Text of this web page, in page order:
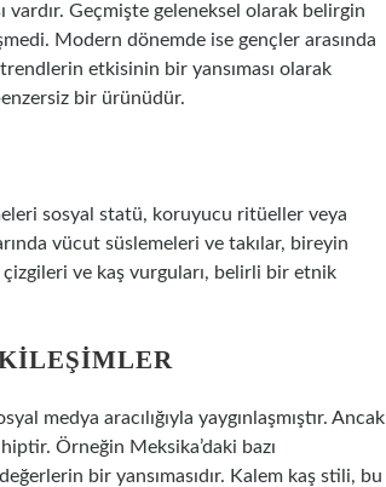
vardır. Geçmişte geleneksel olarak belirgin
Modern dönemde ise gençler arasında
etkisinin bir yansıması olarak
bir ürünüdür.
sosyal statü, koruyucu ritüeller veya
vücut süslemeleri ve takılar, bireyin
ve kaş vurguları, belirli bir etnik
medya aracılığıyla yaygınlaşmıştır. Ancak
Örneğin Meksika’daki bazı
bir yansımasıdır. Kalem kaş stili, bu